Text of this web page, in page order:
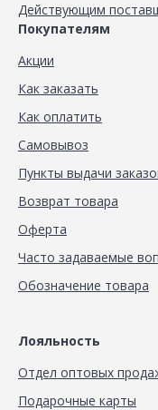
Действующим
Покупателям
Акции
Как заказать
Как оплатить
Самовывоз
Пункты выдачи
Возврат товара
Оферта
Часто задаваемые
Обозначение товара
Лояльность
Отдел оптовых
Подарочные карты